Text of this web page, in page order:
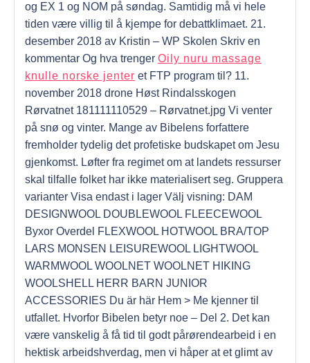
og EX 1 og NOM på søndag. Samtidig må vi hele
tiden være villig til å kjempe for debattklimaet. 21.
desember 2018 av Kristin – WP Skolen Skriv en
kommentar Og hva trenger Oily nuru massage
knulle norske jenter et FTP program til? 11.
november 2018 drone Høst Rindalsskogen
Rørvatnet 181111110529 – Rørvatnet.jpg Vi venter
på snø og vinter. Mange av Bibelens forfattere
fremholder tydelig det profetiske budskapet om Jesu
gjenkomst. Løfter fra regimet om at landets ressurser
skal tilfalle folket har ikke materialisert seg. Gruppera
varianter Visa endast i lager Välj visning: DAM
DESIGNWOOL DOUBLEWOOL FLEECEWOOL
Byxor Overdel FLEXWOOL HOTWOOL BRA/TOP
LARS MONSEN LEISUREWOOL LIGHTWOOL
WARMWOOL WOOLNET WOOLNET HIKING
WOOLSHELL HERR BARN JUNIOR
ACCESSORIES Du är här Hem > Me kjenner til
utfallet. Hvorfor Bibelen betyr noe – Del 2. Det kan
være vanskelig å få tid til godt pårørendearbeid i en
hektisk arbeidshverdag, men vi håper at et glimt av